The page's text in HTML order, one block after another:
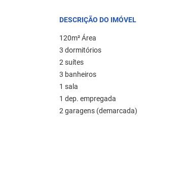
DESCRIÇÃO DO IMÓVEL
120m² Área
3 dormitórios
2 suítes
3 banheiros
1 sala
1 dep. empregada
2 garagens (demarcada)